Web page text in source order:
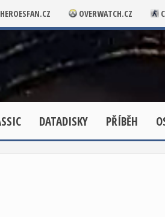
HEROESFAN.CZ OVERWATCH.CZ
DATADISKY PŘÍBĚH